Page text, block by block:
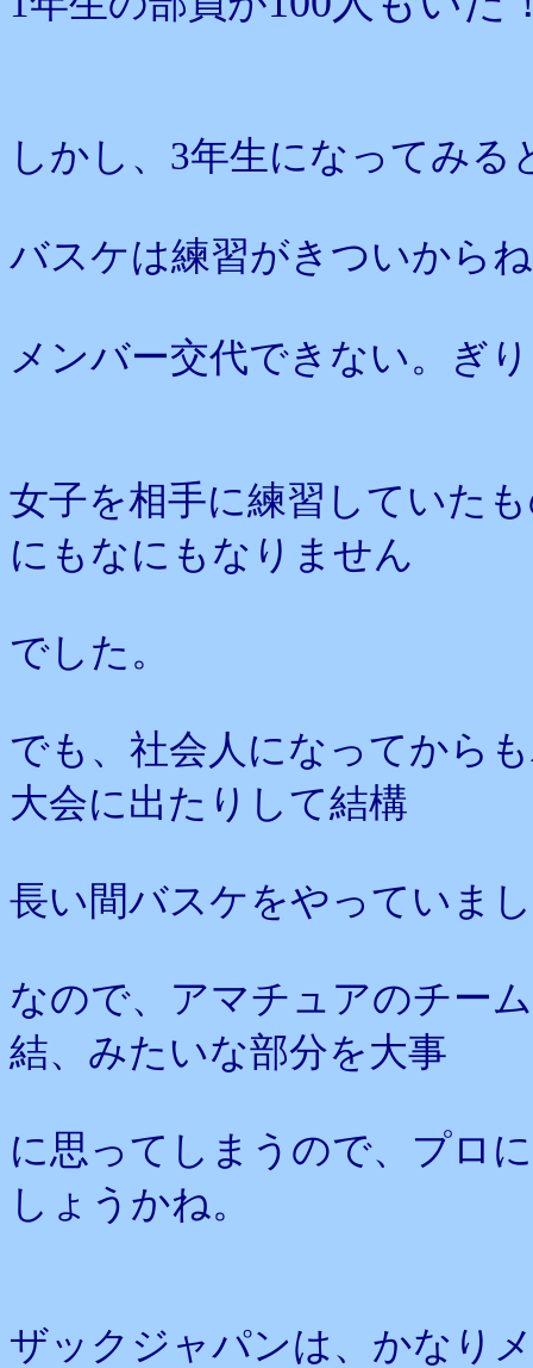
しかし、3年生になってみる
バスケは練習がきついから
メンバー交代できない。ぎ
女子を相手に練習していた
にもなにもなりません
でした。
でも、社会人になってから
大会に出たりして結構
長い間バスケをやっていま
なので、アマチュアのチー
結、みたいな部分を大事
に思ってしまうので、プロ
しょうかね。
ザックジャパンは、かなり